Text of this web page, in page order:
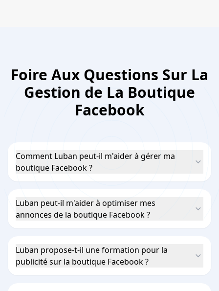
Foire Aux Questions Sur La
Gestion de La Boutique
Facebook
Comment Luban peut-il m'aider à gérer ma
boutique Facebook ?
Luban peut-il m'aider à optimiser mes
annonces de la boutique Facebook ?
Luban propose-t-il une formation pour la
publicité sur la boutique Facebook ?